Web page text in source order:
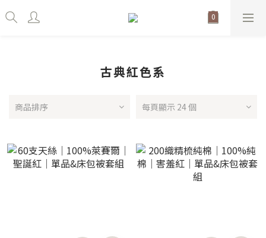
古典紅色系
商品排序 每頁顯示 24 個